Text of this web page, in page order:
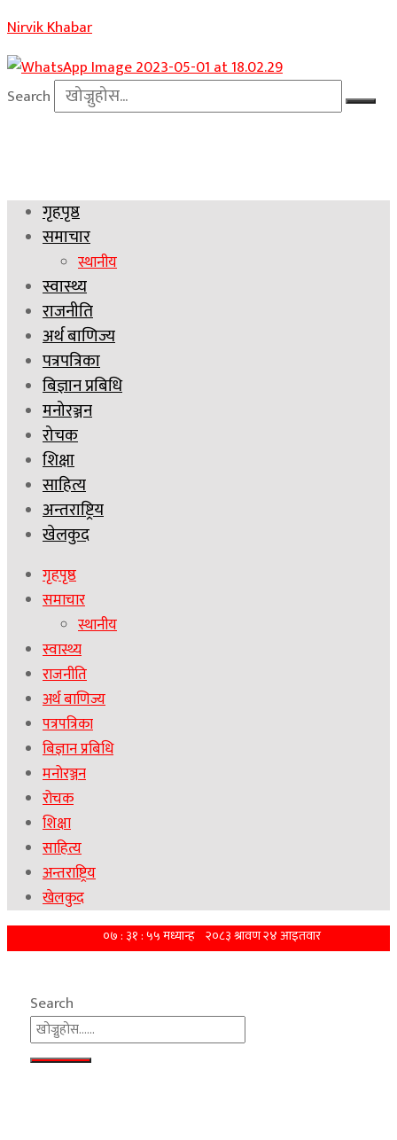
Nirvik Khabar
Search
गृहपृष्ठ
समाचार
स्थानीय
स्वास्थ्य
राजनीति
अर्थ बाणिज्य
पत्रपत्रिका
बिज्ञान प्रबिधि
मनोरञ्जन
रोचक
शिक्षा
साहित्य
अन्तराष्ट्रिय
खेलकुद
गृहपृष्ठ
समाचार
स्थानीय
स्वास्थ्य
राजनीति
अर्थ बाणिज्य
पत्रपत्रिका
बिज्ञान प्रबिधि
मनोरञ्जन
रोचक
शिक्षा
साहित्य
अन्तराष्ट्रिय
खेलकुद
Search